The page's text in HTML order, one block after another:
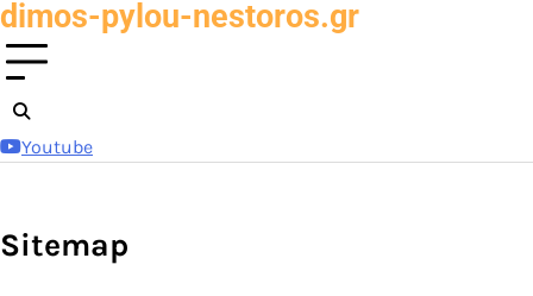
Skip
to
content
dimos-pylou-nestoros.gr
Youtube
Sitemap